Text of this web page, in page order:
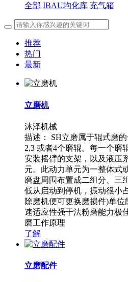
全部 IBAU均化库 充气箱
推荐
热门
最新
立磨机
沐泽机械
描述：
SH立磨属于辊式磨
2,3 或者4个磨辊。每一个磨
安装摇臂的支架，以及液压
元。此动力单元为一整体式
磨盘周围布置成二组分、三
低从启动到停机，振动很小
除磨机便可更换磨损件)单
速适应性强干法粉磨能力极
磨工作原理
了解
立磨配件